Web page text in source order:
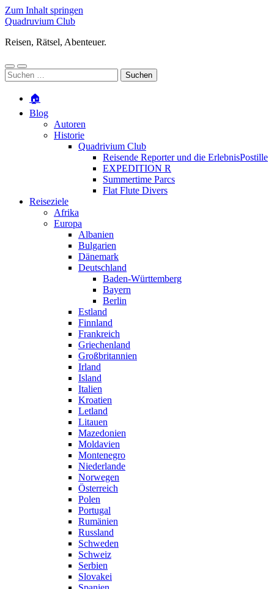
Zum Inhalt springen
Quadruvium Club
Reisen, Rätsel, Abenteuer.
Mobile-
Menü
Suchfeld
ein-/ausblenden
Suchen
nach:
🏠
Blog
Autoren
Historie
Quadrivium Club
Reisende Reporter und die ErlebnisPostille
EXPEDITION R
Summertime Parcs
Flat Flute Divers
Reiseziele
Afrika
Europa
Albanien
Bulgarien
Dänemark
Deutschland
Baden-Württemberg
Bayern
Berlin
Estland
Finnland
Frankreich
Griechenland
Großbritannien
Irland
Island
Italien
Kroatien
Letland
Litauen
Mazedonien
Moldavien
Montenegro
Niederlande
Norwegen
Österreich
Polen
Portugal
Rumänien
Russland
Schweden
Schweiz
Serbien
Slovakei